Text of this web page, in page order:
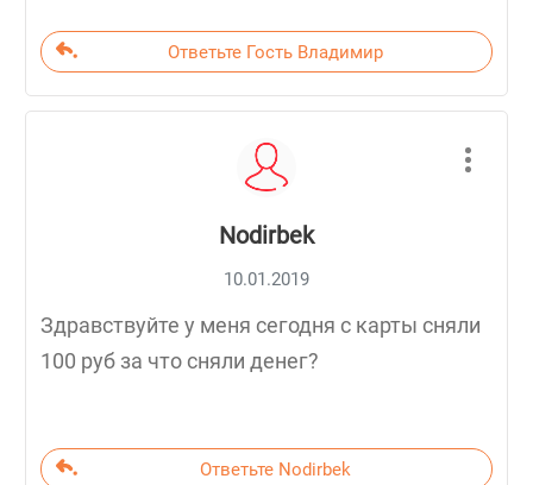
Ответьте Гость Владимир
Nodirbek
10.01.2019
Здравствуйте у меня сегодня с карты сняли
100 руб за что сняли денег?
Ответьте Nodirbek